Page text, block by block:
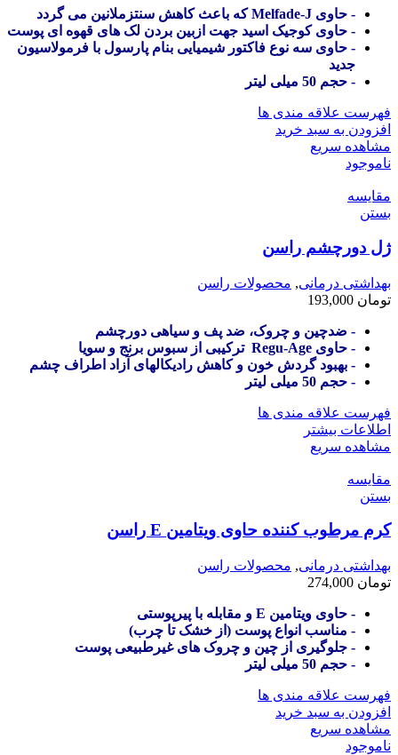
- حاوی Melfade-J که باعث کاهش سنتزملانین می گردد
- حاوی کوجیک اسید جهت ازبین بردن لک های قهوه ای پوست
- حاوی سه نوع فاکتور شیمیایی بنام پارسول با فرمولاسیون
جدید
- حجم 50 میلی لیتر
فهرست علاقه مندی ها
افزودن به سبد خرید
مشاهده سریع
ناموجود
مقایسه
بستن
ژل دورچشم راسن
بهداشتی درمانی, محصولات راسن
تومان
- ضدچین و چروک، ضد پف و سیاهی دورچشم
- حاوی Regu-Age ترکیبی از سبوس برنج و سویا
- بهبود گردش خون و کاهش رادیکالهای آزاد اطراف چشم
- حجم 50 میلی لیتر
فهرست علاقه مندی ها
اطلاعات بیشتر
مشاهده سریع
مقایسه
بستن
کرم مرطوب کننده حاوی ویتامین E راسن
بهداشتی درمانی, محصولات راسن
تومان
- حاوی ویتامین E و مقابله با پیرپوستی
- مناسب انواع پوست (از خشک تا چرب)
- جلوگیری از چین و چروک های غیرطبیعی پوست
- حجم 50 میلی لیتر
فهرست علاقه مندی ها
افزودن به سبد خرید
مشاهده سریع
ناموجود